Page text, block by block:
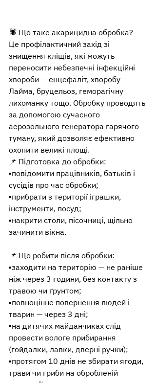
🕷️ Що таке акарицидна обробка?
Це профілактичний захід зі
знищення кліщів, які можуть
переносити небезпечні інфекційні
хвороби — енцефаліт, хворобу
Лайма, бруцельоз, геморагічну
лихоманку тощо. Обробку проводять
за допомогою сучасного
аерозольного генератора гарячого
туману, який дозволяє ефективно
охопити великі площі.
📌 Підготовка до обробки:
▪️повідомити працівників, батьків і
сусідів про час обробки;
▪️прибрати з території іграшки,
інструменти, посуд;
▪️накрити столи, пісочниці, щільно
зачинити вікна.
📌 Що робити після обробки:
▪️заходити на територію — не раніше
ніж через 3 години, без контакту з
травою чи ґрунтом;
▪️повноцінне повернення людей і
тварин — через 3 дні;
▪️на дитячих майданчиках слід
провести вологе прибирання
(гойдалки, лавки, дверні ручки);
▪️протягом 10 днів не збирати ягоди,
трави чи гриби на обробленій